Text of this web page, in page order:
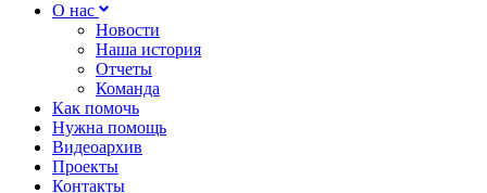
О нас
Новости
Наша история
Отчеты
Команда
Как помочь
Нужна помощь
Видеоархив
Проекты
Контакты